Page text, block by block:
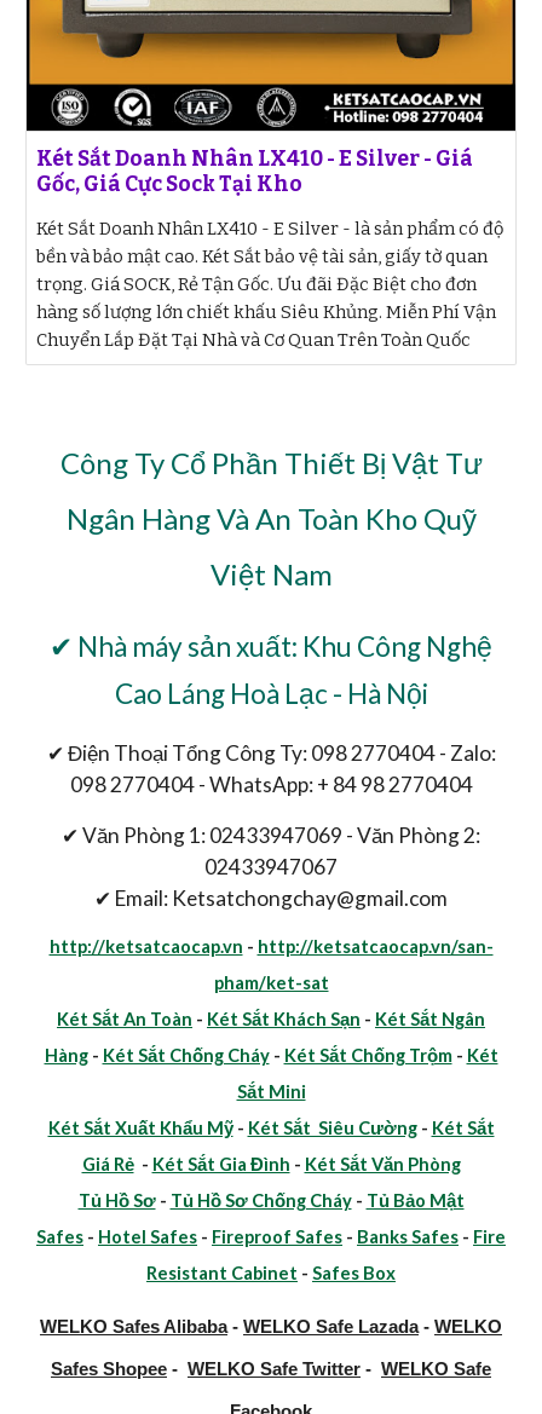
Két Sắt Doanh Nhân LX410 - E Silver - Giá
Gốc, Giá Cực Sock Tại Kho
Két Sắt Doanh Nhân LX410 - E Silver - là sản phẩm có độ
bền và bảo mật cao. Két Sắt bảo vệ tài sản, giấy tờ quan
trọng. Giá SOCK, Rẻ Tận Gốc. Ưu đãi Đặc Biệt cho đơn
hàng số lượng lớn chiết khấu Siêu Khủng. Miễn Phí Vận
Chuyển Lắp Đặt Tại Nhà và Cơ Quan Trên Toàn Quốc
Công Ty Cổ Phần Thiết Bị Vật Tư
Ngân Hàng Và An Toàn Kho Quỹ
Việt Nam
✔ Nhà máy sản xuất: Khu Công Nghệ
Cao Láng Hoà Lạc - Hà Nội
✔ Điện Thoại Tổng Công Ty: 098 2770404 - Zalo:
098 2770404 - WhatsApp: + 84 98 2770404
✔ Văn Phòng 1: 02433947069 - Văn Phòng 2:
02433947067
✔ Email: Ketsatchongchay@gmail.com
http://ketsatcaocap.vn - http://ketsatcaocap.vn/san-
pham/ket-sat
Két Sắt An Toàn - Két Sắt Khách Sạn - Két Sắt Ngân
Hàng- Két Sắt Chống Cháy- Két Sắt Chống Trộm- Két
Sắt Mini
Két Sắt Xuất Khẩu Mỹ- Két Sắt Siêu Cường- Két Sắt
Giá Rẻ- Két Sắt Gia Đình - Két Sắt Văn Phòng
Tủ Hồ Sơ- Tủ Hồ Sơ Chống Cháy- Tủ Bảo Mật
Safes - Hotel Safes - Fireproof Safes - Banks Safes - Fire
Resistant Cabinet - Safes Box
WELKO Safes Alibaba- WELKO Safe Lazada- WELKO
Safes Shopee - WELKO Safe Twitter - WELKO Safe